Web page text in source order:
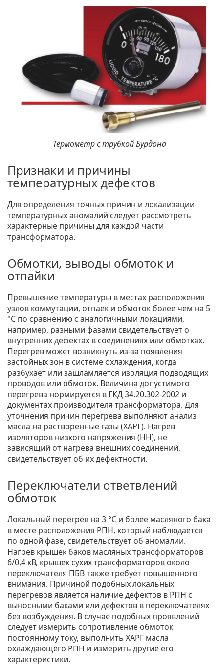
Термометр с трубкой Бурдона
Признаки и причины
температурных дефектов
Для определения точных причин и локализации
температурных аномалий следует рассмотреть
характерные причины для каждой части
трансформатора.
Обмотки, выводы обмоток и
отпайки
Превышение температуры в местах расположения
узлов коммутации, отпаек и обмоток более чем на 5
°С по сравнению с аналогичными локациями,
например, разными фазами свидетельствует о
внутренних дефектах в соединениях или обмотках.
Перегрев может возникнуть из-за появления
застойных зон в системе охлаждения, когда
разбухает или зашламляется изоляция подводящих
проводов или обмоток. Величина допустимого
перегрева нормируется в ГКД 34.20.302-2002 и
документах производителя трансформатора. Для
уточнения причин перегрева выполняют анализ
масла на растворенные газы (ХАРГ). Нагрев
изоляторов низкого напряжения (НН), не
зависящий от нагрева внешних соединений,
свидетельствует об их дефектности.
Переключатели ответвлений
обмоток
Локальный перегрев на 3 °С и более масляного бака
в месте расположения РПН, который наблюдается
по одной фазе, свидетельствует об аномалии.
Нагрев крышек баков масляных трансформаторов
6/0,4 кВ, крышек сухих трансформаторов около
переключателя ПБВ также требует повышенного
внимания. Причиной подобных локальных
перегревов является наличие дефектов в РПН с
выносными баками или дефектов в переключателях
без возбуждения. В случае подобных проявлений
следует измерить сопротивление обмоток
постоянному току, выполнить ХАРГ масла
охлаждающего РПН и измерить другие его
характеристики.